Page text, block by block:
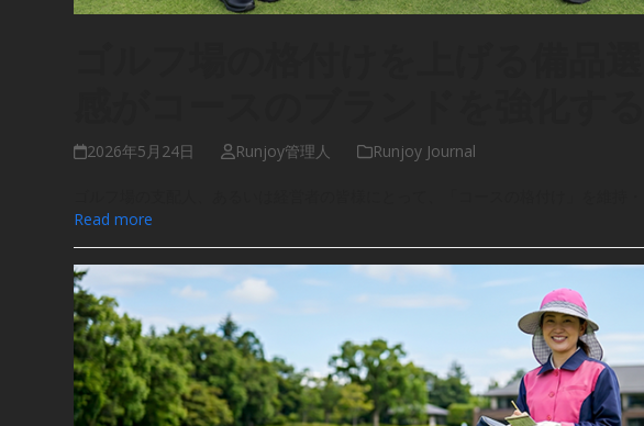
2026年5月24日 Runjoy管理人 Runjoy Journal
Read more